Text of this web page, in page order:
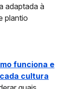
adaptada à
plantio
funciona e
cultura